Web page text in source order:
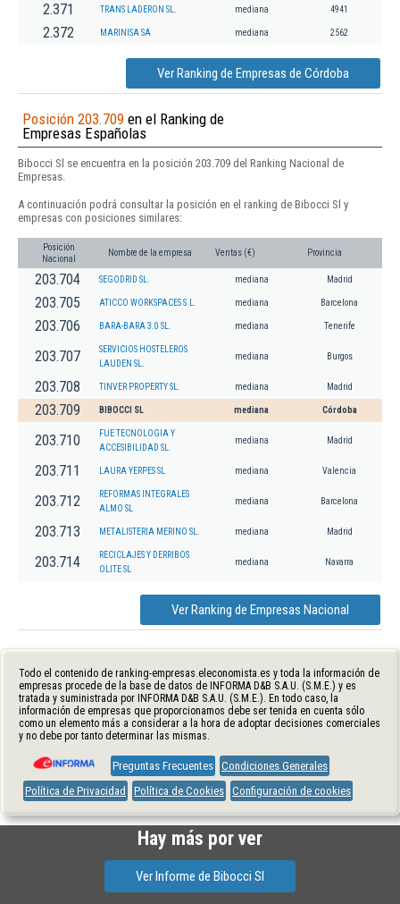
2.371 TRANS LADERON SL. mediana 4941
2.372 MARINISA SA mediana 2562
Ver Ranking de Empresas de Córdoba
Posición 203.709 en el Ranking de
Empresas Españolas
Bibocci Sl se encuentra en la posición 203.709 del Ranking Nacional de
Empresas.
A continuación podrá consultar la posición en el ranking de Bibocci Sl y
empresas con posiciones similares:
Posición
Nacional
Nombre de la empresa Ventas (€) Provincia
203.704 SEGODRID SL. mediana Madrid
203.705 ATICCO WORKSPACES S.L. mediana Barcelona
203.706 BARA-BARA 3.0 SL. mediana Tenerife
203.707
SERVICIOS HOSTELEROS
LAUDEN SL.
mediana Burgos
203.708 TINVER PROPERTY SL. mediana Madrid
203.709 BIBOCCI SL mediana Córdoba
203.710
FUE TECNOLOGIA Y
ACCESIBILIDAD SL.
mediana Madrid
203.711 LAURA YERPES SL mediana Valencia
203.712
REFORMAS INTEGRALES
ALMO SL
mediana Barcelona
203.713 METALISTERIA MERINO SL. mediana Madrid
203.714
RECICLAJES Y DERRIBOS
OLITE SL
mediana Navarra
Ver Ranking de Empresas Nacional
Todo el contenido de ranking-empresas.eleconomista.es y toda la información de
empresas procede de la base de datos de INFORMA D&B S.A.U. (S.M.E.) y es
tratada y suministrada por INFORMA D&B S.A.U. (S.M.E.). En todo caso, la
información de empresas que proporcionamos debe ser tenida en cuenta sólo
como un elemento más a considerar a la hora de adoptar decisiones comerciales
y no debe por tanto determinar las mismas.
Preguntas Frecuentes Condiciones Generales
Política de Privacidad
Política de Cookies Configuración de cookies
Hay más por ver
Ver Informe de Bibocci Sl